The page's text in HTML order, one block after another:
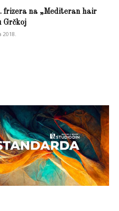
frizera na „Mediteran hair
Grčkoj